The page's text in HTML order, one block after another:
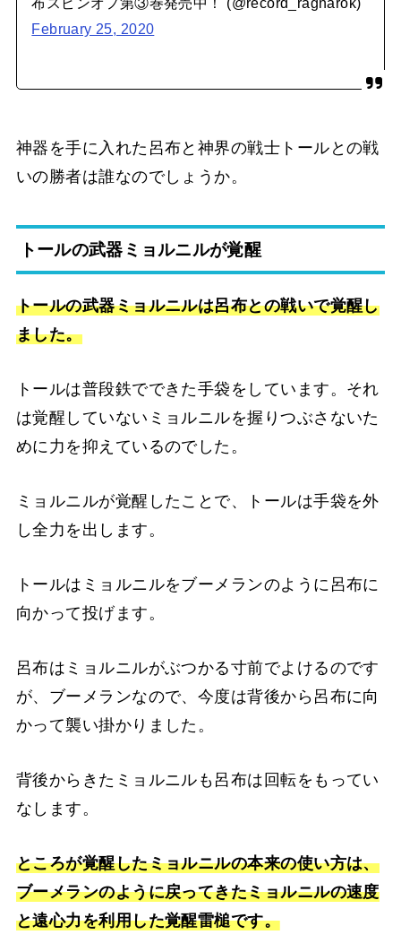
February 25, 2020
神器を手に入れた呂布と神界の戦士トールとの戦
いの勝者は誰なのでしょうか。
トールの武器ミョルニルが覚醒
トールの武器ミョルニルは呂布との戦いで覚醒し
ました。
トールは普段鉄でできた手袋をしています。それ
は覚醒していないミョルニルを握りつぶさないた
めに力を抑えているのでした。
ミョルニルが覚醒したことで、トールは手袋を外
し全力を出します。
トールはミョルニルをブーメランのように呂布に
向かって投げます。
呂布はミョルニルがぶつかる寸前でよけるのです
が、ブーメランなので、今度は背後から呂布に向
かって襲い掛かりました。
背後からきたミョルニルも呂布は回転をもってい
なします。
ところが覚醒したミョルニルの本来の使い方は、
ブーメランのように戻ってきたミョルニルの速度
と遠心力を利用した覚醒雷槌です。